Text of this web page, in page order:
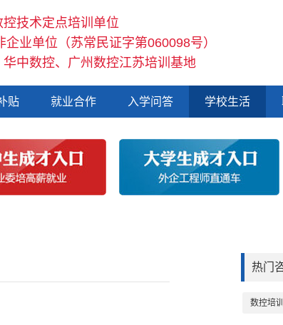
技术定点培训单位
业单位（苏常民证字第060098号）
中数控、广州数控江苏培训基地
贴 就业合作 入学问答 学校生活
热门
数控培训